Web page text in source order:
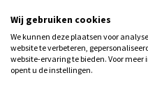
Wij gebruiken cookies
We kunnen deze plaatsen voor
website te verbeteren,
website-ervaring te bieden. Voor
opent u de instellingen.